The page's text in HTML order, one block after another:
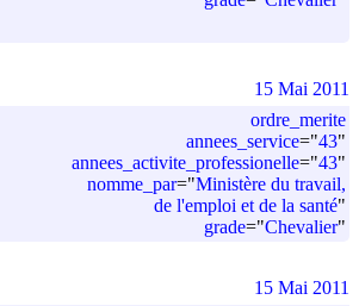
ordre_merite
annees_service="43"
annees_activite_professionelle="43"
nomme_par="Ministère du travail,
de l'emploi et de la santé"
grade="Chevalier"
15 Mai 2011
15 Mai 2011